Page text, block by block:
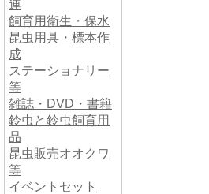
連
飼育用衛生・保水
昆虫用具・標本作
成
ステーショナリー
等
雑誌・DVD・書籍
鈴虫と鈴虫飼育用
品
昆虫販売オオクワ
等
イベントセット